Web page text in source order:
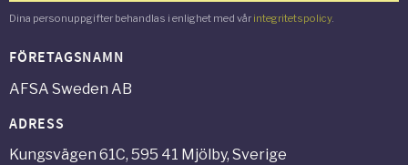
Dina personuppgifter behandlas i enlighet med vår integritetspolicy.
FÖRETAGSNAMN
AFSA Sweden AB
ADRESS
Kungsvägen 61C, 595 41 Mjölby, Sverige